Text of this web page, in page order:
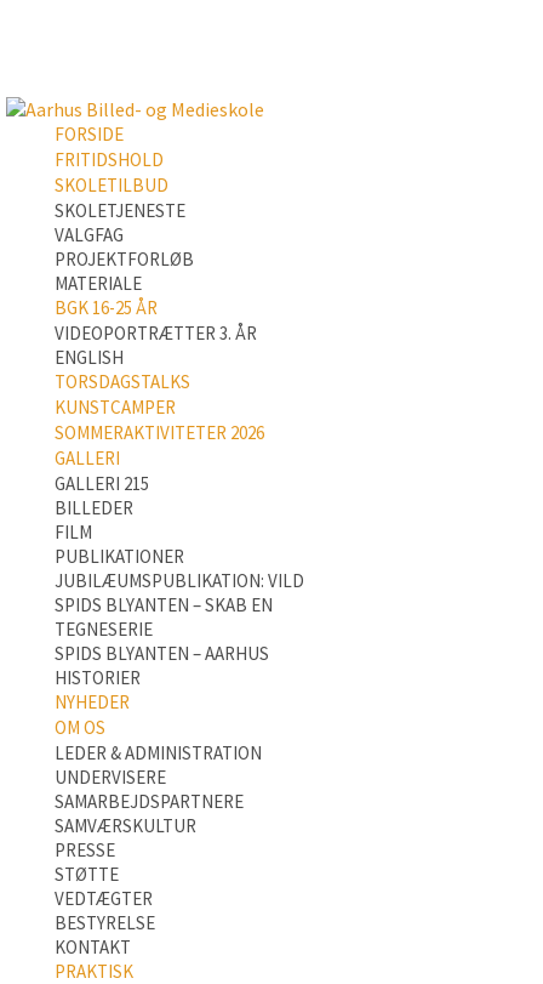
FORSIDE
FRITIDSHOLD
SKOLETILBUD
SKOLETJENESTE
VALGFAG
PROJEKTFORLØB
MATERIALE
BGK 16-25 ÅR
VIDEOPORTRÆTTER 3. ÅR
ENGLISH
TORSDAGSTALKS
KUNSTCAMPER
SOMMERAKTIVITETER 2026
GALLERI
GALLERI 215
BILLEDER
FILM
PUBLIKATIONER
JUBILÆUMSPUBLIKATION: VILD
SPIDS BLYANTEN – SKAB EN
TEGNESERIE
SPIDS BLYANTEN – AARHUS
HISTORIER
NYHEDER
OM OS
LEDER & ADMINISTRATION
UNDERVISERE
SAMARBEJDSPARTNERE
SAMVÆRSKULTUR
PRESSE
STØTTE
VEDTÆGTER
BESTYRELSE
KONTAKT
PRAKTISK